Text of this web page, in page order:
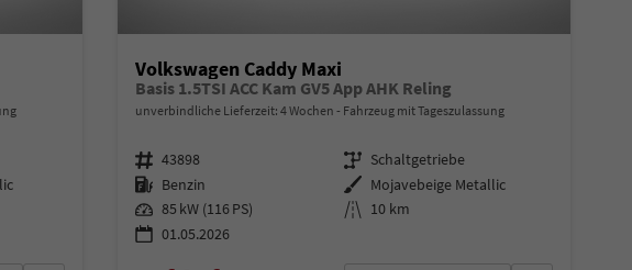
Volkswagen Caddy Maxi
Basis 1.5TSI ACC Kam GV5 App AHK Reling
unverbindliche Lieferzeit: 4 Wochen Fahrzeug mit Tageszulassung
Fahrzeugnr. 43898 Getriebe Schaltgetriebe
Kraftstoff Benzin Außenfarbe Mojavebeige Metallic
Leistung 85 kW (116 PS) Kilometerstand 10 km
01.05.2026